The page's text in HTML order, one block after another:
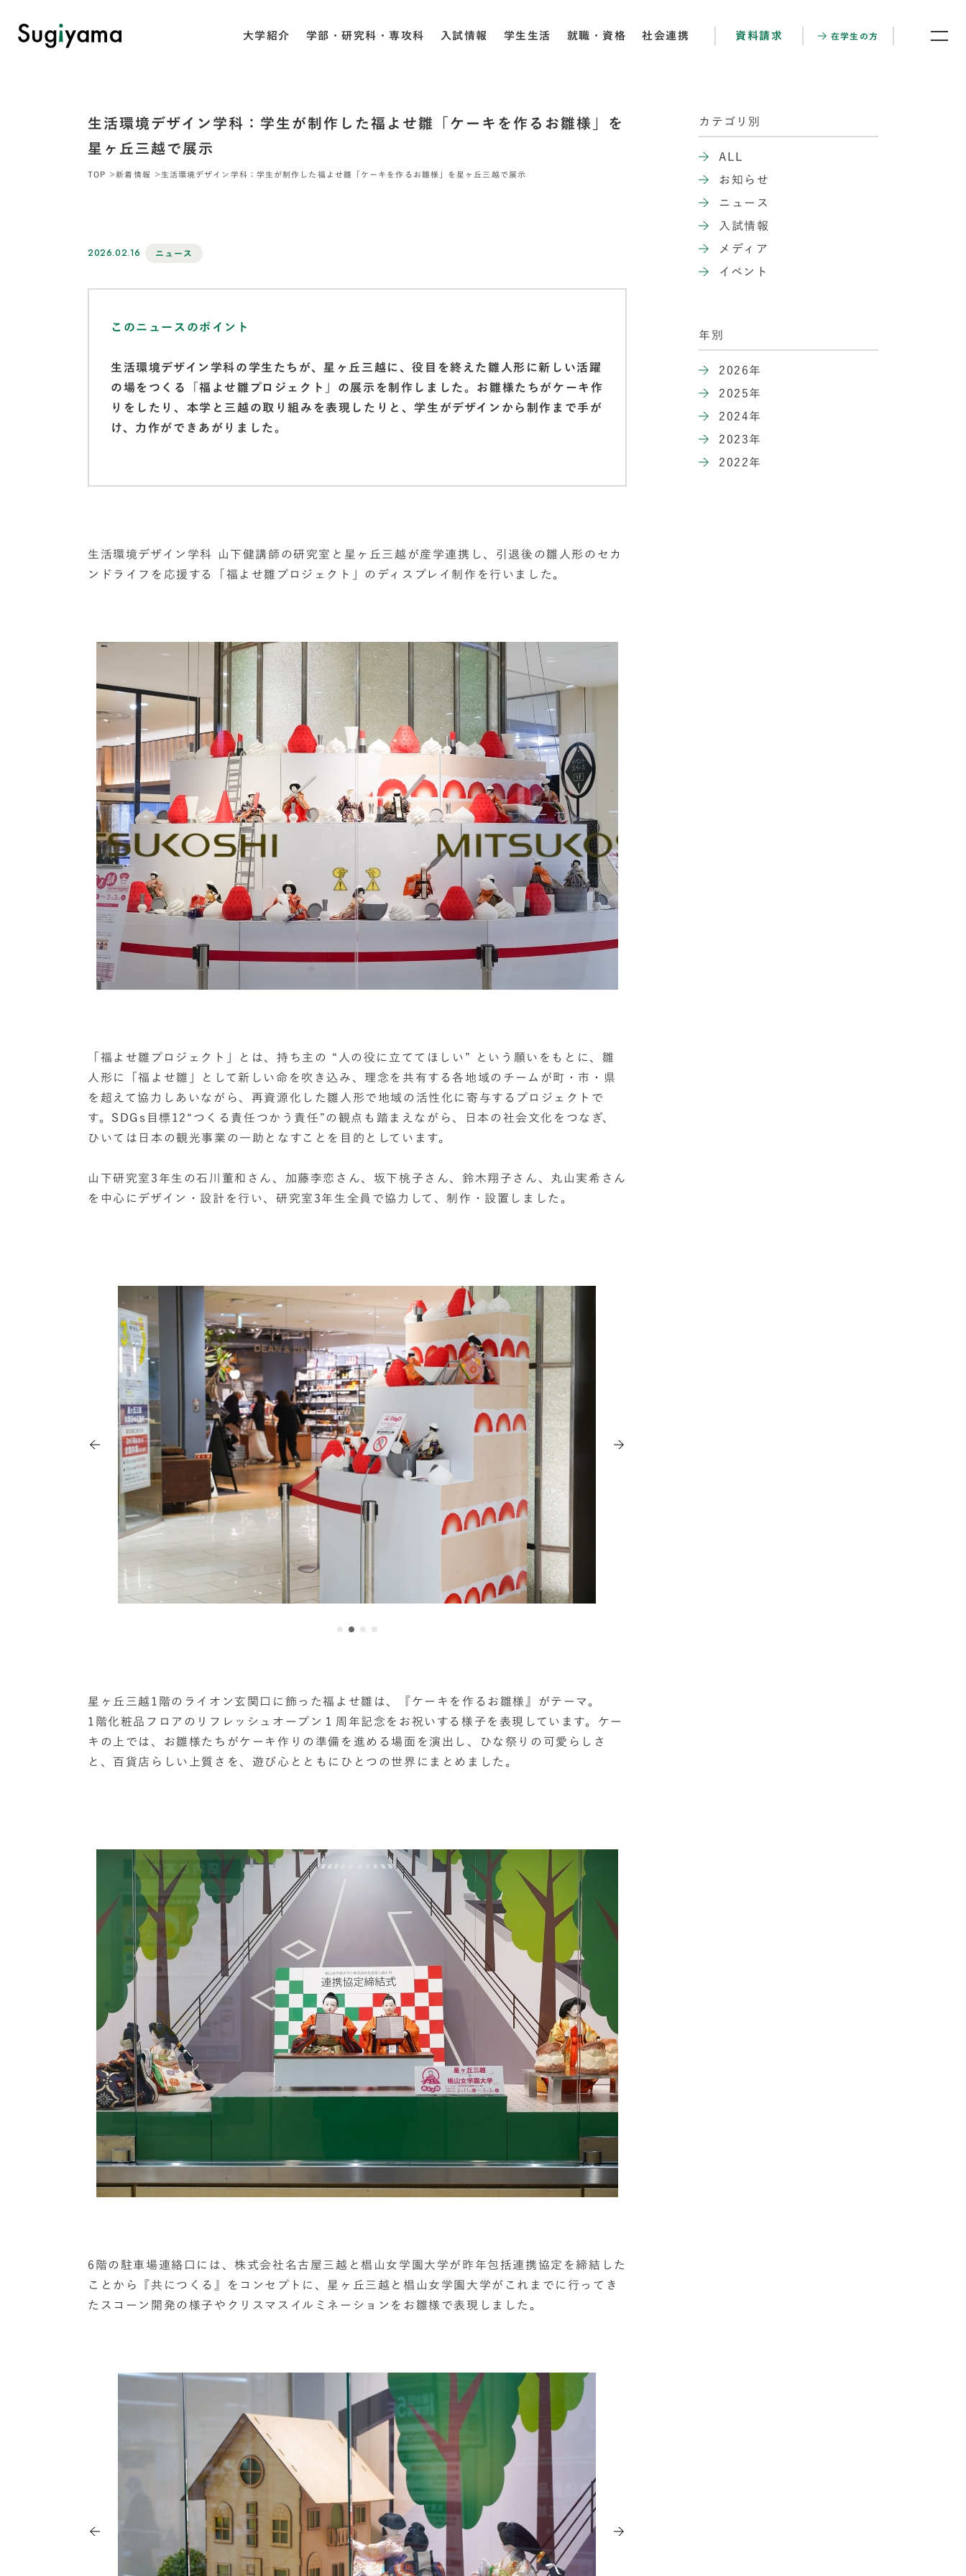
大学紹介 学部・研究科・専攻科 入試情報 学生生活 就職・資格 社会連携 資料請求 在学生の方
生活環境デザイン学科：学生が制作した福よせ雛「ケーキを作るお雛様」を
星ヶ丘三越で展示
TOP 新着情報 生活環境デザイン学科：学生が制作した福よせ雛「ケーキを作るお雛様」を星ヶ丘三越で展示
2026.02.16 ニュース
このニュースのポイント
生活環境デザイン学科の学生たちが、星ヶ丘三越に、役目を終えた雛人形に新しい活躍
の場をつくる「福よせ雛プロジェクト」の展示を制作しました。お雛様たちがケーキ作
りをしたり、本学と三越の取り組みを表現したりと、学生がデザインから制作まで手が
け、力作ができあがりました。
生活環境デザイン学科 山下健講師の研究室と星ヶ丘三越が産学連携し、引退後の雛人形のセカ
ンドライフを応援する「福よせ雛プロジェクト」のディスプレイ制作を行いました。
「福よせ雛プロジェクト」とは、持ち主の “人の役に立ててほしい” という願いをもとに、雛
人形に「福よせ雛」として新しい命を吹き込み、理念を共有する各地域のチームが町・市・県
を超えて協力しあいながら、再資源化した雛人形で地域の活性化に寄与するプロジェクトで
す。SDGs目標12“つくる責任つかう責任”の観点も踏まえながら、日本の社会文化をつなぎ、
ひいては日本の観光事業の一助となすことを目的としています。
山下研究室3年生の石川董和さん、加藤李恋さん、坂下桃子さん、鈴木翔子さん、丸山実希さん
を中心にデザイン・設計を行い、研究室3年生全員で協力して、制作・設置しました。
星ヶ丘三越1階のライオン玄関口に飾った福よせ雛は、『ケーキを作るお雛様』がテーマ。
1階化粧品フロアのリフレッシュオープン１周年記念をお祝いする様子を表現しています。ケー
キの上では、お雛様たちがケーキ作りの準備を進める場面を演出し、ひな祭りの可愛らしさ
と、百貨店らしい上質さを、遊び心とともにひとつの世界にまとめました。
6階の駐車場連絡口には、株式会社名古屋三越と椙山女学園大学が昨年包括連携協定を締結した
ことから『共につくる』をコンセプトに、星ヶ丘三越と椙山女学園大学がこれまでに行ってき
たスコーン開発の様子やクリスマスイルミネーションをお雛様で表現しました。
カテゴリ別
ALL
お知らせ
ニュース
入試情報
メディア
イベント
年別
2026年
2025年
2024年
2023年
2022年